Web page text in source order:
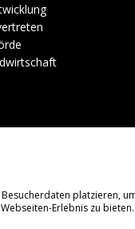
platzieren,
Erlebnis zu